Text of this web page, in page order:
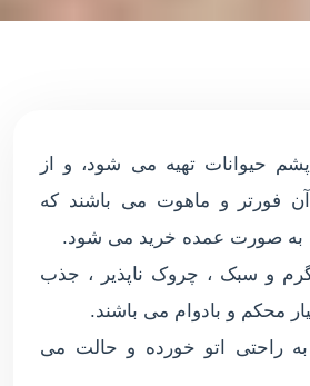
حیوانات تهیه می شود، و از
آن فورتر و ماهوت می باشند که
به صورت عمده خرید می شود.
و سبک ، چروک ناپذیر ، جذب
محکم و بادوام می باشند.
راحتی اتو خورده و حالت می